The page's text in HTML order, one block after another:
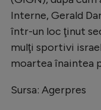
Interne, Gerald
într-un loc ţinut
mulţi sportivi
moartea înaintea
Sursa: Agerpres